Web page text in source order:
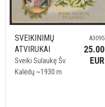
SVEIKINIMŲ
ATVIRUKAI
Sveiki Sulaukę Šv.
Kalėdų ~1930 m
A3095
25.00
EUR